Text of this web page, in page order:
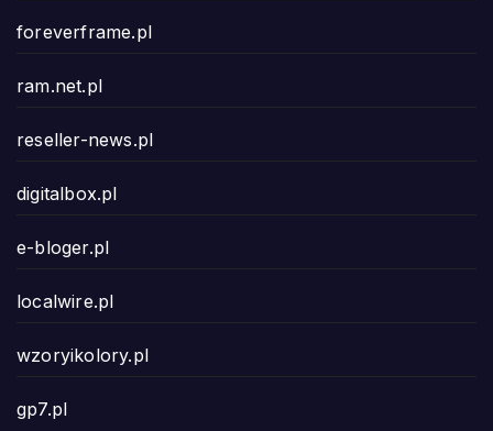
foreverframe.pl
ram.net.pl
reseller-news.pl
digitalbox.pl
e-bloger.pl
localwire.pl
wzoryikolory.pl
gp7.pl